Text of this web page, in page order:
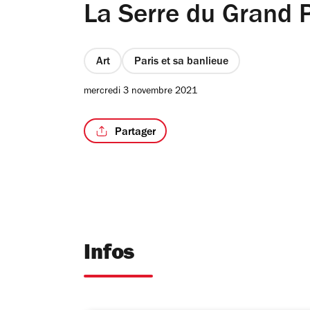
La Serre du Grand
Art Paris et sa banlieue
mercredi 3 novembre 2021
Partager
Infos